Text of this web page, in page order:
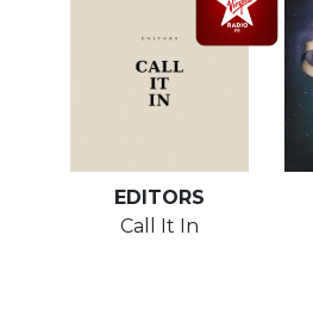
EDITORS
Call It In